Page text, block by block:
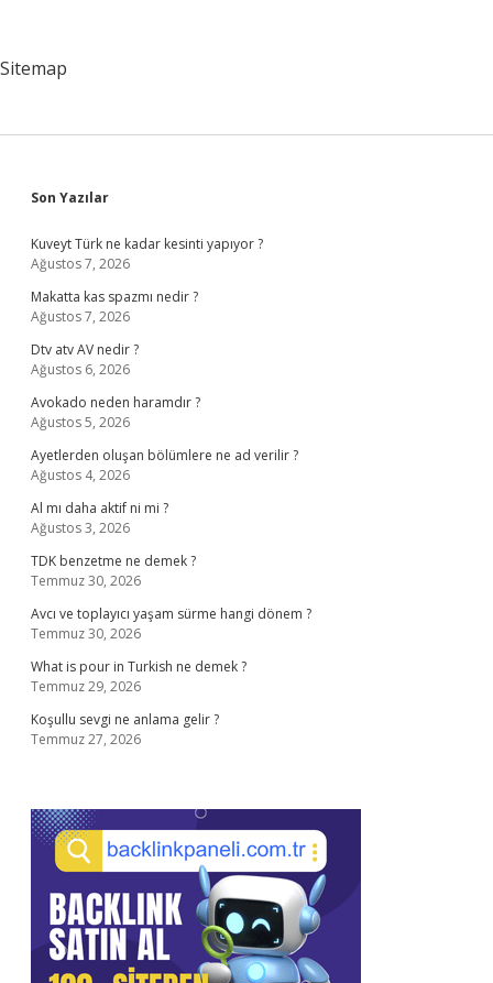
Sitemap
Sidebar
Son Yazılar
Kuveyt Türk ne kadar kesinti yapıyor ?
Ağustos 7, 2026
Makatta kas spazmı nedir ?
Ağustos 7, 2026
Dtv atv AV nedir ?
Ağustos 6, 2026
Avokado neden haramdır ?
Ağustos 5, 2026
Ayetlerden oluşan bölümlere ne ad verilir ?
Ağustos 4, 2026
Al mı daha aktif ni mi ?
Ağustos 3, 2026
TDK benzetme ne demek ?
Temmuz 30, 2026
Avcı ve toplayıcı yaşam sürme hangi dönem ?
Temmuz 30, 2026
What is pour in Turkish ne demek ?
Temmuz 29, 2026
Koşullu sevgi ne anlama gelir ?
Temmuz 27, 2026